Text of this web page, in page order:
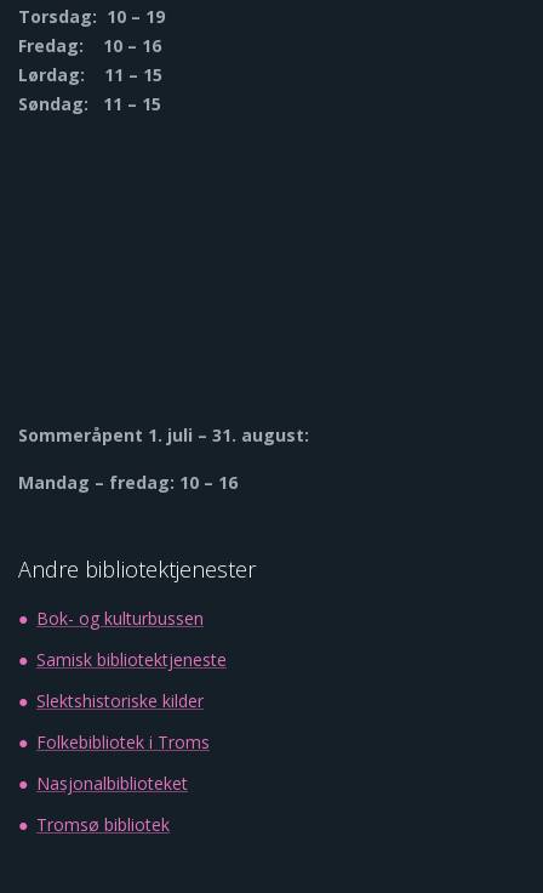
Torsdag: 10 – 19
Fredag: 10 – 16
Lørdag: 11 – 15
Søndag: 11 – 15
Sommeråpent 1. juli – 31. august:
Mandag – fredag: 10 – 16
Andre bibliotektjenester
Bok- og kulturbussen
Samisk bibliotektjeneste
Slektshistoriske kilder
Folkebibliotek i Troms
Nasjonalbiblioteket
Tromsø bibliotek